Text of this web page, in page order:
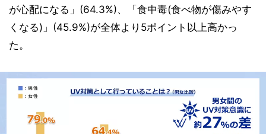
が心配になる」(64.3%)、「食中毒(食べ物が傷みやす
くなる)」(45.9%)が全体より5ポイント以上高かっ
た。